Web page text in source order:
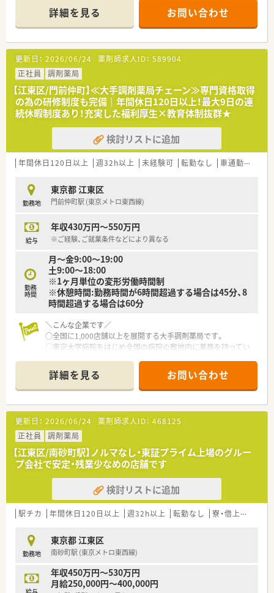
■高性能医療機器を導入しており、患者様はもちろん、従業員も
安心して勤務できる環境が整っております。
■業務内容は、一般的な薬剤師業務に加えて、医薬品管理、DI業
務、病棟業務、薬剤管理指導業務、入院前薬剤師面談があります。
■ミシュランの星を取得しているフレンチレストラン監修の昼
食を無料でとることができます。
＼働きやすい環境です／
■年間休日120日以上！病院では多めの休日数です♪
メリハリをつけて勤務できる環境です
■17時半が定時の為、ご勤務終わりの予定も立てやすくライフ
ワークバランスも整えられます！
■最寄り駅より徒歩2分の好立地★
近隣にお住まいの方はもちろん、公共交通機関を利用する方もス
トレスなく通勤いただけます♪
詳細を見る お問い合わせ
更新日： 2026/06/24 薬剤師求人ID： 589904
正社員
調剤薬局
【江東区/門前仲町】≪大手調剤薬局チェーン≫専門資格取得
の為の研修制度も完備｜年間休日120日以上！最大9日の連
続休暇制度あり！充実した福利厚生×教育体制抜群★
検討リストに追加
年間休日120日以上 週32h以上 未経験可 転勤なし 車通勤可
勤務地
東京都 江東区
門前仲町駅 (東京メトロ東西線)
給与
年収430万円～550万円
※ご経験、ご就業条件などにより異なる
勤務
時間
月〜金9:00〜19:00
土9:00〜18:00
※1ヶ月単位の変形労働時間制
※休憩時間:勤務時間が6時間超過する場合は45分、8
時間超過する場合は60分
＼こんな企業です／
○全国に1,000店舗以上を展開する大手調剤薬局です。
○東京大学病院をはじめ全国の病院の敷地内に薬局を持ってい
病診薬連携を強化することで、地域にお住いの患者様に高度な医
療の提供を実現しています。
○全店「同一の機械・システム」を採用しており、且つ処方箋の応
需内容が多岐にわたる（敷地内・病院門前・医療モール・CL門前）
ので、スキルUPしたい方にはお勧めもです。
○長期就業＆自己研讃を続ける事で給与があがる仕組みになっ
ており、将来的に高年収も狙う事が出来ます。
○インターネットを使って処方薬の飲み方を遠隔指導する「オン
ライン服薬指導」、今後も病院の「敷地内薬局」の推進、女性客の
取り込みを狙う店舗でデザインの一新。
M&Aによる店舗拡大と業界のリーディングカンパニーとして成
長を続けています。
○どの店舗も、最新システムが整っています！
〇「社員第一主義」を掲げている同社では、福利厚生面が手厚く
年間休日120日以上、「連続休暇制度（年に1回、最大9連休を取得
できる制度）」等
プライベートも充実出来る様にワークライフバランスを後押し
してくれる制度が充実しています。
〇社員割引制度、財形貯蓄制度、スポーツジム優待等が受けられ
詳細を見る お問い合わせ
更新日： 2026/06/24 薬剤師求人ID： 468125
正社員
調剤薬局
【江東区/南砂町駅】ノルマなし・東証プライム上場のグルー
プ会社で安定・残業少なめの店舗です
検討リストに追加
駅チカ 年間休日120日以上 週32h以上 転勤なし 寮・借上社宅あり
勤務地
東京都 江東区
南砂町駅 (東京メトロ東西線)
年収450万円～530万円
月給250,000円～400,000円